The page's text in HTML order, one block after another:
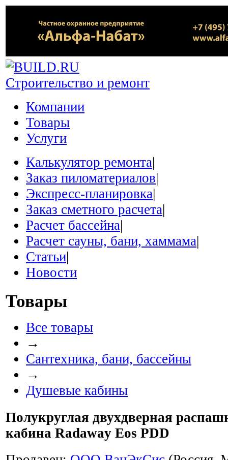
Строительство и ремонт
Компании
Товары
Услуги
Калькулятор ремонта|
Заказ пиломатериалов|
Экспресс-планировка|
Заказ сметного расчета|
Расчет бассейна|
Расчет сауны, бани, хаммама|
Статьи|
Новости
Товары
Все товары
→
Сантехника, бани, бассейны
→
Душевые кабины
Полукруглая двухдверная
кабина Radaway Eos PDD